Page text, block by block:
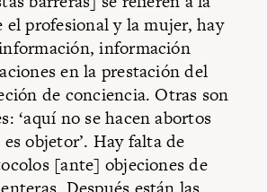
profesional y la mujer, hay
información
en la prestación del
de conciencia. Otras son
‘aquí no se hacen abortos
objetor’. Hay falta de
[ante] objeciones de